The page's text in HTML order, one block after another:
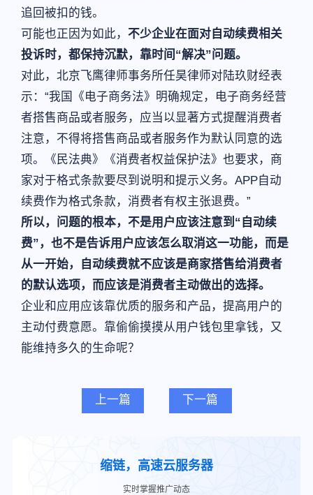
追回被扣的钱。
可能也正因为如此， 不少企业在面对自动续费相关
投诉时，都保持沉默，靠时间“解决”问题。
对此，北京飞鹰律师事务所任昊律师对陆玖财经表
示：“我国《电子商务法》明确规定，电子商务经营
者搭售商品或者服务，应当以显著方式提醒消费者
注意，不得将搭售商品或者服务作为默认同意的选
项。《民法典》《消费者权益保护法》也要求，商
家对于格式条款要尽到说明和提示义务。APP自动
续费作为格式条款，消费者有权主张退费。”
所以，问题的根本，不是用户应该注意到“自动续
费”，也不是告诉用户应该怎么取消这一功能，而是
从一开始，自动续费就不应该是商家搭售给消费者
的默认选项，而应该是消费者主动做出的选择。
企业和应用应该靠优质的服务和产品，提高用户的
主动付费意愿。靠偷偷摸摸从用户钱包里拿钱，又
能维持多久的生命呢？
上一篇 下一篇
缩链，高速云服务器
实时掌握推广动态